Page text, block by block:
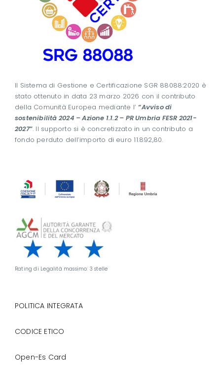
Il Sistema di Gestione e Certificazione SGR 88088:2020 è
stato ottenuto in data 23 marzo 2026 con il contributo
della Comunità Europea mediante l’“Avviso di
sostenibilità 2024 – Azione 1.1.2 – PR Umbria FESR 2021-
2027”. Il supporto si è concretizzato in un contributo a
fondo perduto dell’importo di euro 11.892,80.
Rating di Legalità massimo: 3 stelle
POLITICA INTEGRATA
CODICE ETICO
Open-Es Card